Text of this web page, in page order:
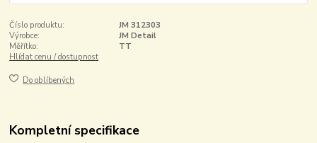
Číslo produktu:
JM 312303
Výrobce:
JM Detail
Měřítko:
TT
Hlídat cenu / dostupnost
Do oblíbených
Kompletní specifikace